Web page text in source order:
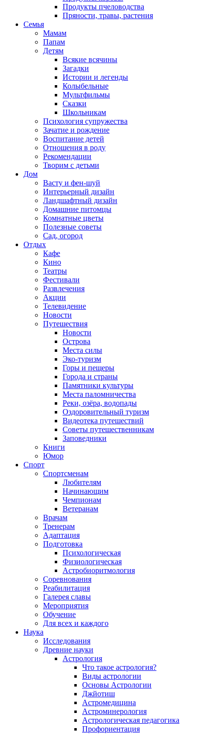
Продукты пчеловодства
Пряности, травы, растения
Семья
Мамам
Папам
Детям
Всякие всячины
Загадки
Истории и легенды
Колыбельные
Мультфильмы
Сказки
Школьникам
Психология супружества
Зачатие и рождение
Воспитание детей
Отношения в роду
Рекомендации
Творим с детьми
Дом
Васту и фен-шуй
Интерьерный дизайн
Ландшафтный дизайн
Домашние питомцы
Комнатные цветы
Полезные советы
Сад, огород
Отдых
Кафе
Кино
Театры
Фестивали
Развлечения
Акции
Телевидение
Новости
Путешествия
Новости
Острова
Места силы
Эко-туризм
Горы и пещеры
Города и страны
Памятники культуры
Места паломничества
Реки, озёра, водопады
Оздоровительный туризм
Видеотека путешествий
Советы путешественникам
Заповедники
Книги
Юмор
Спорт
Спортсменам
Любителям
Начинающим
Чемпионам
Ветеранам
Врачам
Тренерам
Адаптация
Подготовка
Психологическая
Физиологическая
Астробиоритмология
Соревнования
Реабилитация
Галерея славы
Мероприятия
Обучение
Для всех и каждого
Наука
Исследования
Древние науки
Астрология
Что такое астрология?
Виды астрологии
Основы Астрологии
Джйотиш
Астромедицина
Астроминерология
Астрологическая педагогика
Профориентация